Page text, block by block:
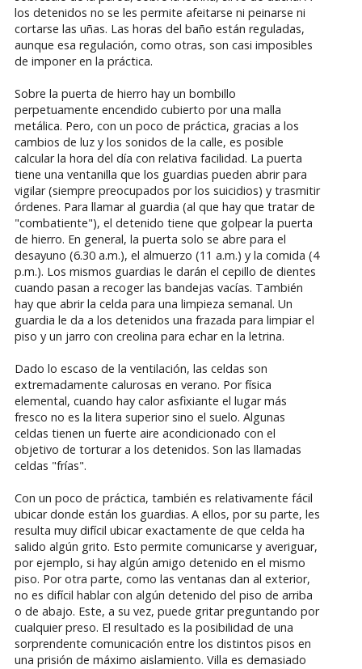
los detenidos no se les permite afeitarse ni peinarse ni
cortarse las uñas. Las horas del baño están reguladas,
aunque esa regulación, como otras, son casi imposibles
de imponer en la práctica.
Sobre la puerta de hierro hay un bombillo
perpetuamente encendido cubierto por una malla
metálica. Pero, con un poco de práctica, gracias a los
cambios de luz y los sonidos de la calle, es posible
calcular la hora del día con relativa facilidad. La puerta
tiene una ventanilla que los guardias pueden abrir para
vigilar (siempre preocupados por los suicidios) y trasmitir
órdenes. Para llamar al guardia (al que hay que tratar de
"combatiente"), el detenido tiene que golpear la puerta
de hierro. En general, la puerta solo se abre para el
desayuno (6.30 a.m.), el almuerzo (11 a.m.) y la comida (4
p.m.). Los mismos guardias le darán el cepillo de dientes
cuando pasan a recoger las bandejas vacías. También
hay que abrir la celda para una limpieza semanal. Un
guardia le da a los detenidos una frazada para limpiar el
piso y un jarro con creolina para echar en la letrina.
Dado lo escaso de la ventilación, las celdas son
extremadamente calurosas en verano. Por física
elemental, cuando hay calor asfixiante el lugar más
fresco no es la litera superior sino el suelo. Algunas
celdas tienen un fuerte aire acondicionado con el
objetivo de torturar a los detenidos. Son las llamadas
celdas "frías".
Con un poco de práctica, también es relativamente fácil
ubicar donde están los guardias. A ellos, por su parte, les
resulta muy difícil ubicar exactamente de que celda ha
salido algún grito. Esto permite comunicarse y averiguar,
por ejemplo, si hay algún amigo detenido en el mismo
piso. Por otra parte, como las ventanas dan al exterior,
no es difícil hablar con algún detenido del piso de arriba
o de abajo. Este, a su vez, puede gritar preguntando por
cualquier preso. El resultado es la posibilidad de una
sorprendente comunicación entre los distintos pisos en
una prisión de máximo aislamiento. Villa es demasiado